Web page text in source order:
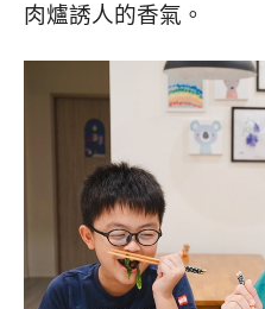
肉爐誘人的香氣。